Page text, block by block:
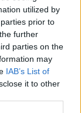
utilized by
prior to
further
parties on the
may
IAB’s List of
it to other
Chiara Tenerini.
asset strategico
l’assessorato
per la
delle
Vedi latte e